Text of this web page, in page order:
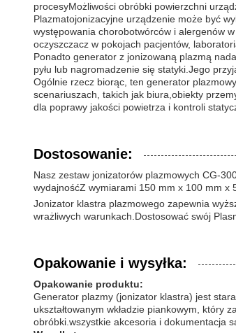
procesyMożliwości obróbki powierzchni
Plazmatojonizacyjne urządzenie może być
występowania chorobotwórców i alergenów
oczyszczacz w pokojach pacjentów,
Ponadto generator z jonizowaną plazmą
pyłu lub nagromadzenie się statyki.Jego
Ogólnie rzecz biorąc, ten generator
scenariuszach, takich jak biura,obiekty
dla poprawy jakości powietrza i kontroli
Dostosowanie:
Nasz zestaw jonizatorów plazmowych CG-
wydajnośćZ wymiarami 150 mm x 100 mm x
Jonizator klastra plazmowego zapewnia
wrażliwych warunkach.Dostosować swój
Opakowanie i wysyłka:
Opakowanie produktu:
Generator plazmy (jonizator klastra) jest
ukształtowanym wkładzie piankowym, który
obróbki.wszystkie akcesoria i dokumentacja